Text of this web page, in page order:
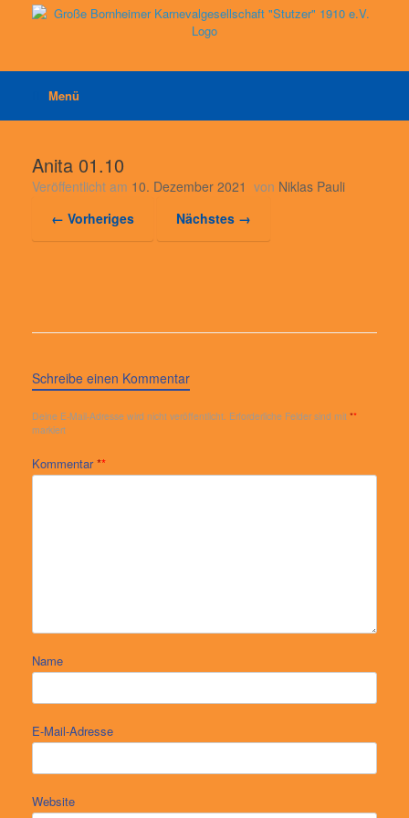
Menü
Anita 01.10
Veröffentlicht am 10. Dezember 2021 von Niklas Pauli
← Vorheriges
Nächstes →
Schreibe einen Kommentar
Deine E-Mail-Adresse wird nicht veröffentlicht. Erforderliche Felder sind mit *
markiert
Kommentar*
Name
E-Mail-Adresse
Website